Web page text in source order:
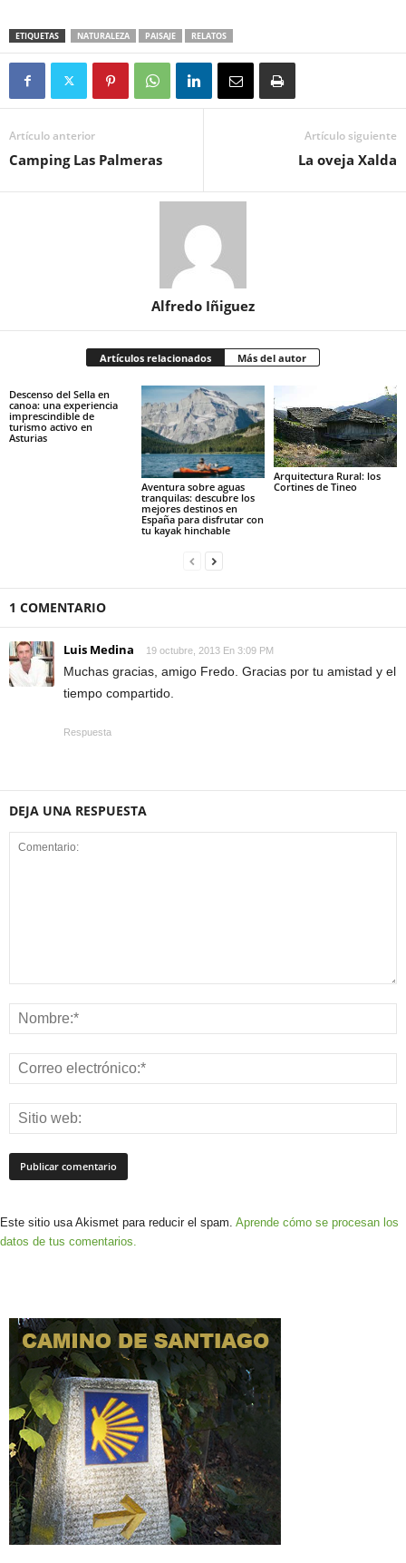
ETIQUETAS NATURALEZA PAISAJE RELATOS
Artículo anterior
Camping Las Palmeras
Artículo siguiente
La oveja Xalda
Alfredo Iñiguez
Artículos relacionados Más del autor
Descenso del Sella en
canoa: una experiencia
imprescindible de
turismo activo en
Asturias
Aventura sobre aguas
tranquilas: descubre los
mejores destinos en
España para disfrutar con
tu kayak hinchable
Arquitectura Rural: los
Cortines de Tineo
1 COMENTARIO
Luis Medina 19 octubre, 2013 En 3:09 PM
Muchas gracias, amigo Fredo. Gracias por tu amistad y el
tiempo compartido.
Respuesta
DEJA UNA RESPUESTA
Este sitio usa Akismet para reducir el spam. Aprende cómo se procesan los
datos de tus comentarios.